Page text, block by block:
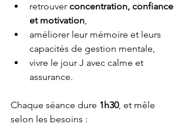
retrouver concentration, confiance
et motivation,
améliorer leur mémoire et leurs
capacités de gestion mentale,
vivre le jour J avec calme et
assurance.
Chaque séance dure 1h30, et mêle
selon les besoins :